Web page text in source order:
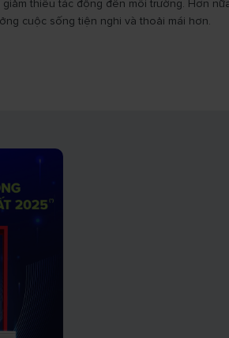
thiểu tác động đến môi trường. Hơn
cuộc sống tiện nghi và thoải mái hơn.